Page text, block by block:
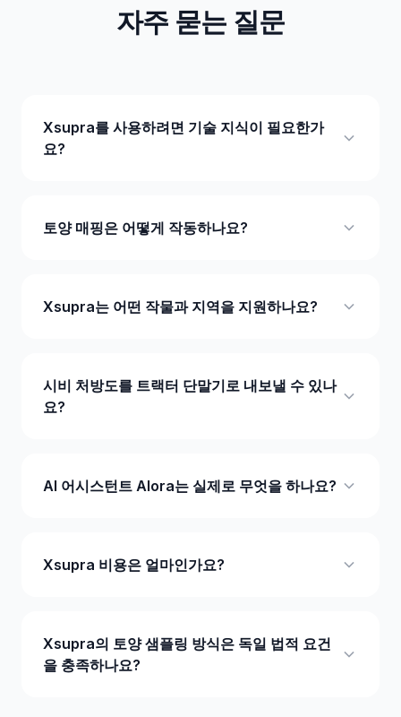
자주 묻는 질문
Xsupra를 사용하려면 기술 지식이 필요한가
요?
토양 매핑은 어떻게 작동하나요?
Xsupra는 어떤 작물과 지역을 지원하나요?
시비 처방도를 트랙터 단말기로 내보낼 수 있나
요?
AI 어시스턴트 Alora는 실제로 무엇을 하나요?
Xsupra 비용은 얼마인가요?
Xsupra의 토양 샘플링 방식은 독일 법적 요건
을 충족하나요?